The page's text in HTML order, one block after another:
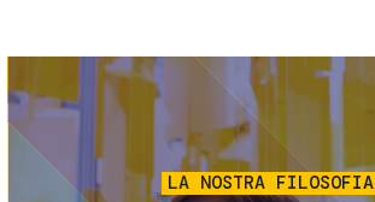
Immagine
LA NOSTRA FILOSOFIA